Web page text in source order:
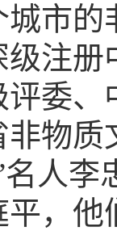
城市
级注
委
非物
名人
，